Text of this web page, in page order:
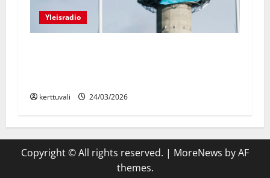
Yleisradio
kerttuvali 24/03/2026
Copyright © All rights reserved. | MoreNews by AF
themes.